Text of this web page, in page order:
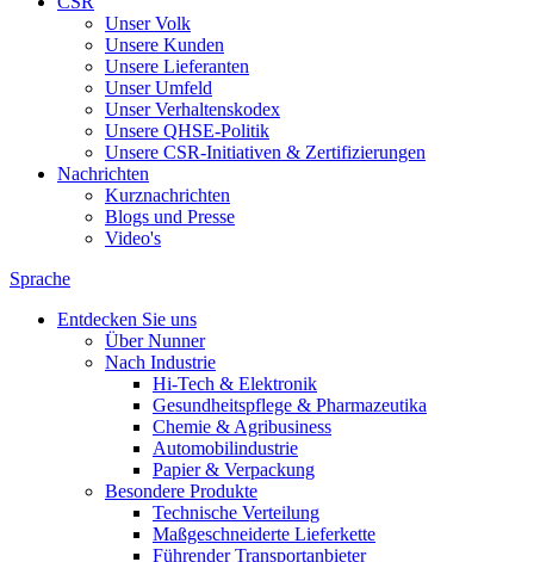
Unser Volk
Unsere Kunden
Unsere Lieferanten
Unser Umfeld
Unser Verhaltenskodex
Unsere QHSE-Politik
Unsere CSR-Initiativen & Zertifizierungen
Nachrichten
Kurznachrichten
Blogs und Presse
Video's
Sprache
Entdecken Sie uns
Über Nunner
Nach Industrie
Hi-Tech & Elektronik
Gesundheitspflege & Pharmazeutika
Chemie & Agribusiness
Automobilindustrie
Papier & Verpackung
Besondere Produkte
Technische Verteilung
Maßgeschneiderte Lieferkette
Führender Transportanbieter